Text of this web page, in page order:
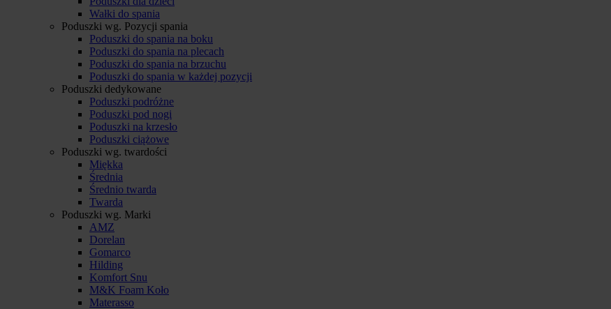
Wałki do spania
Poduszki wg. Pozycji spania
Poduszki do spania na boku
Poduszki do spania na plecach
Poduszki do spania na brzuchu
Poduszki do spania w każdej pozycji
Poduszki dedykowane
Poduszki podróżne
Poduszki pod nogi
Poduszki na krzesło
Poduszki ciążowe
Poduszki wg. twardości
Miękka
Średnia
Średnio twarda
Twarda
Poduszki wg. Marki
AMZ
Dorelan
Gomarco
Hilding
Komfort Snu
M&K Foam Koło
Materasso